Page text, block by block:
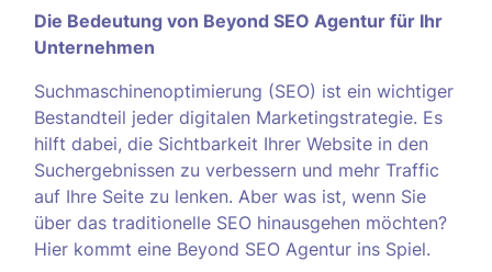
Die Bedeutung von Beyond SEO Agentur für Ihr
Unternehmen
Suchmaschinenoptimierung (SEO) ist ein wichtiger
Bestandteil jeder digitalen Marketingstrategie. Es
hilft dabei, die Sichtbarkeit Ihrer Website in den
Suchergebnissen zu verbessern und mehr Traffic
auf Ihre Seite zu lenken. Aber was ist, wenn Sie
über das traditionelle SEO hinausgehen möchten?
Hier kommt eine Beyond SEO Agentur ins Spiel.